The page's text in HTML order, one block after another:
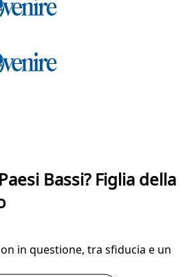
Bassi? Figlia della
in questione, tra sfiducia e un